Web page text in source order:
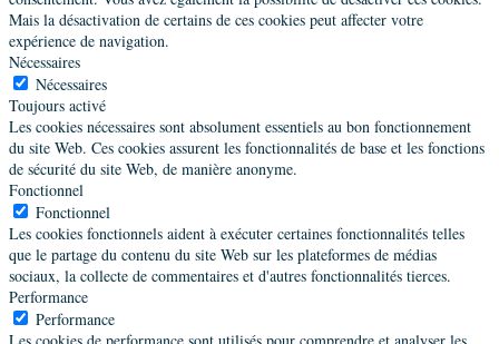
Chevreul Elisabeth
06 73 50 74 66
elisabeth.chevreul@elyens.fr
https://elyens.fr/
ELYENS
Crépin Catherine
Mais la désactivation de certains de ces cookies peut affecter votre
expérience de navigation.
Nécessaires
Nécessaires
Toujours activé
Les cookies nécessaires sont absolument essentiels au bon fonctionnement
du site Web. Ces cookies assurent les fonctionnalités de base et les fonctions
de sécurité du site Web, de manière anonyme.
Fonctionnel
Fonctionnel
Les cookies fonctionnels aident à exécuter certaines fonctionnalités telles
que le partage du contenu du site Web sur les plateformes de médias
sociaux, la collecte de commentaires et d'autres fonctionnalités tierces.
Performance
Performance